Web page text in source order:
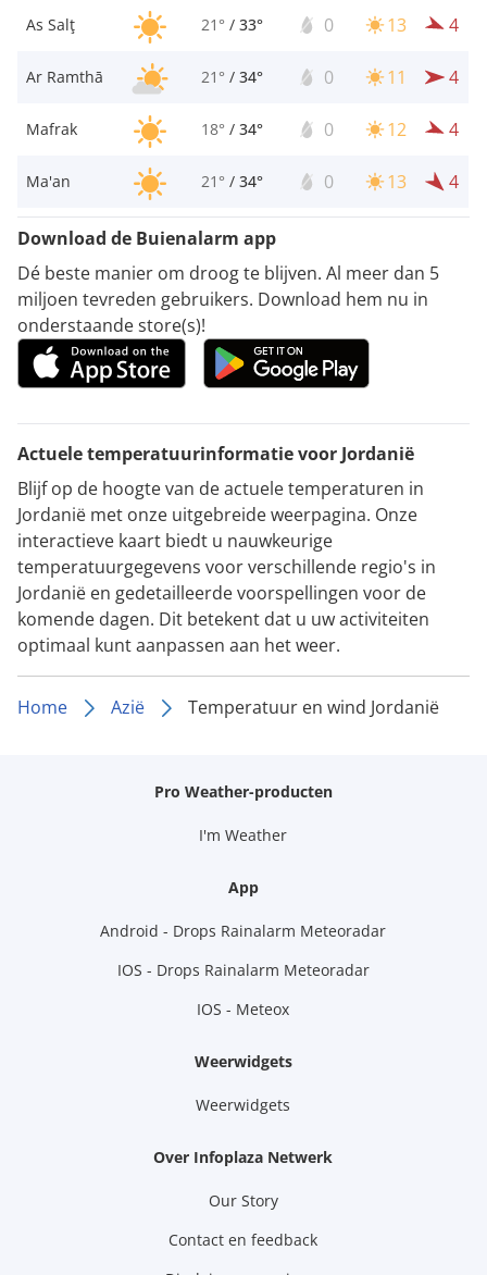
As Salţ 21° / 33° 0 13 4
Ar Ramthā 21° / 34° 0 11 4
Mafrak 18° / 34° 0 12 4
Ma'an 21° / 34° 0 13 4
Download de Buienalarm app
Dé beste manier om droog te blijven. Al meer dan 5
miljoen tevreden gebruikers. Download hem nu in
onderstaande store(s)!
Actuele temperatuurinformatie voor Jordanië
Blijf op de hoogte van de actuele temperaturen in
Jordanië met onze uitgebreide weerpagina. Onze
interactieve kaart biedt u nauwkeurige
temperatuurgegevens voor verschillende regio's in
Jordanië en gedetailleerde voorspellingen voor de
komende dagen. Dit betekent dat u uw activiteiten
optimaal kunt aanpassen aan het weer.
Home Azië Temperatuur en wind Jordanië
Pro Weather-producten
I'm Weather
App
Android - Drops Rainalarm Meteoradar
IOS - Drops Rainalarm Meteoradar
IOS - Meteox
Weerwidgets
Weerwidgets
Over Infoplaza Netwerk
Our Story
Contact en feedback